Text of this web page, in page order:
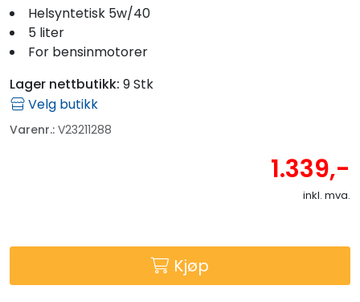
Helsyntetisk 5w/40
5 liter
For bensinmotorer
Lager nettbutikk: 9 Stk
Velg butikk
Varenr.: V23211288
1.339,-
inkl. mva.
Kjøp
Kampanje